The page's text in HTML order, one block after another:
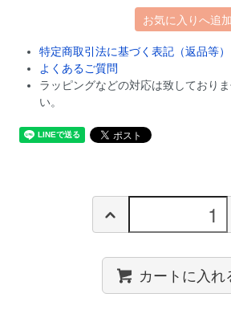
お気に入りへ追加
特定商取引法に基づく表記（返品等）
よくあるご質問
ラッピングなどの対応は致しており
い。
カートに入れ